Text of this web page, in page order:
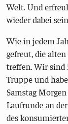
Welt. Und
wieder dabei
Wie in jedem
gefreut, die
treffen. Wir
Truppe und
Samstag
Laufrunde an
des